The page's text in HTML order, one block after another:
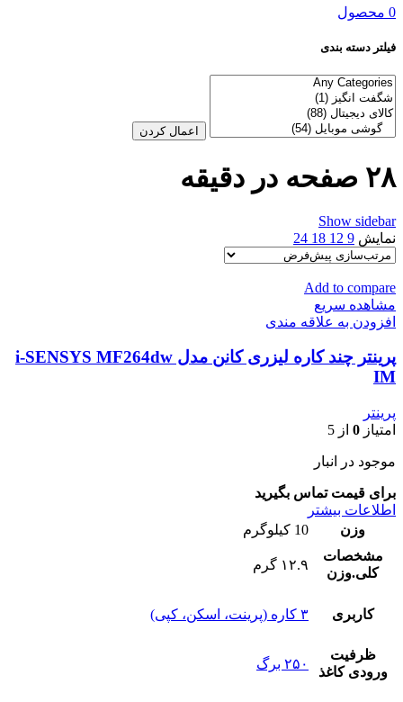
0 محصول
فیلتر دسته بندی
اعمال کردن
۲۸ صفحه در دقیقه
Show sidebar
نمایش 9
12
18
24
Add to compare
مشاهده سریع
افزودن به علاقه مندی
پرینتر چند کاره لیزری کانن مدل i-SENSYS MF264dw
IM
پرینتر
امتیاز 0 از 5
موجود در انبار
برای قیمت تماس بگیرید
اطلاعات بیشتر
وزن
10 کیلوگرم
مشخصات
کلی.وزن
۱۲.۹ گرم
کاربری ۳ کاره (پرینت، اسکن، کپی)
ظرفیت
ورودی کاغذ
۲۵۰ برگ